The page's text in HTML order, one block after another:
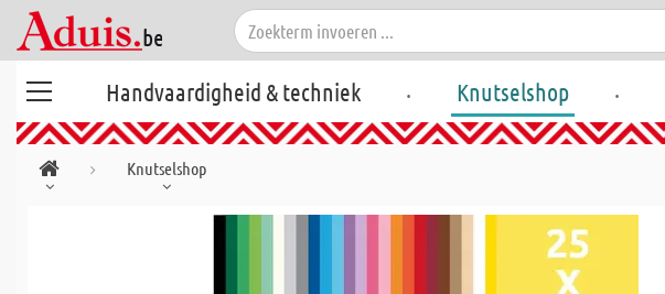
Handvaardigheid & techniek . Knutselshop .
Knutselshop